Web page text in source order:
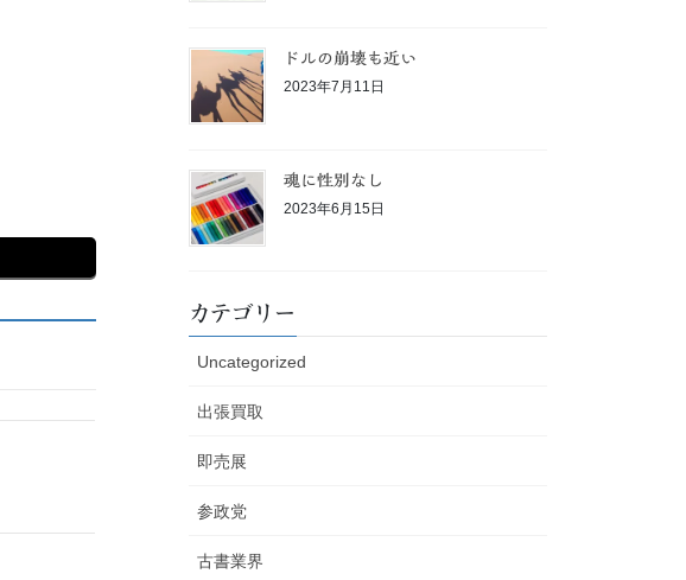
ドルの崩壊も近い
2023年7月11日
魂に性別なし
2023年6月15日
カテゴリー
Uncategorized
出張買取
即売展
参政党
古書業界